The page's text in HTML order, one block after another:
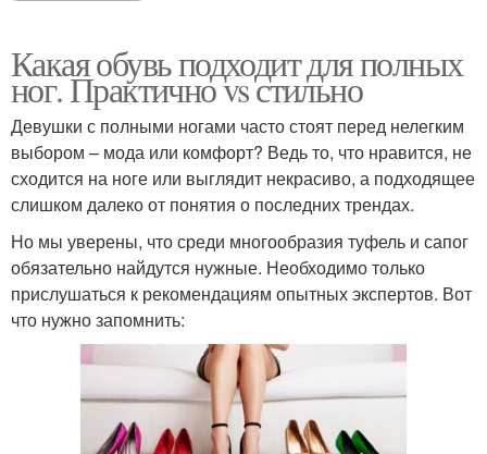
Какая обувь подходит для полных
ног. Практично vs стильно
Девушки с полными ногами часто стоят перед нелегким
выбором – мода или комфорт? Ведь то, что нравится, не
сходится на ноге или выглядит некрасиво, а подходящее
слишком далеко от понятия о последних трендах.
Но мы уверены, что среди многообразия туфель и сапог
обязательно найдутся нужные. Необходимо только
прислушаться к рекомендациям опытных экспертов. Вот
что нужно запомнить: